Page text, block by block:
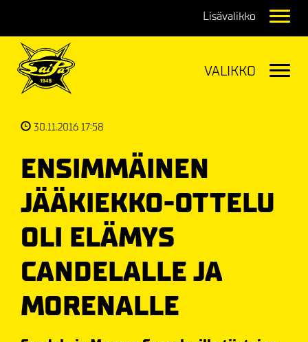
30.11.2016 17:58
ENSIMMÄINEN
JÄÄKIEKKO-OTTELU
OLI ELÄMYS
CANDELALLE JA
MORENALLE